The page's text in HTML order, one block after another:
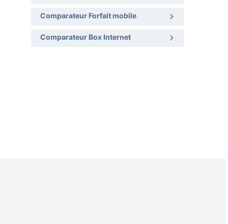
Comparateur Forfait mobile
Comparateur Box Internet